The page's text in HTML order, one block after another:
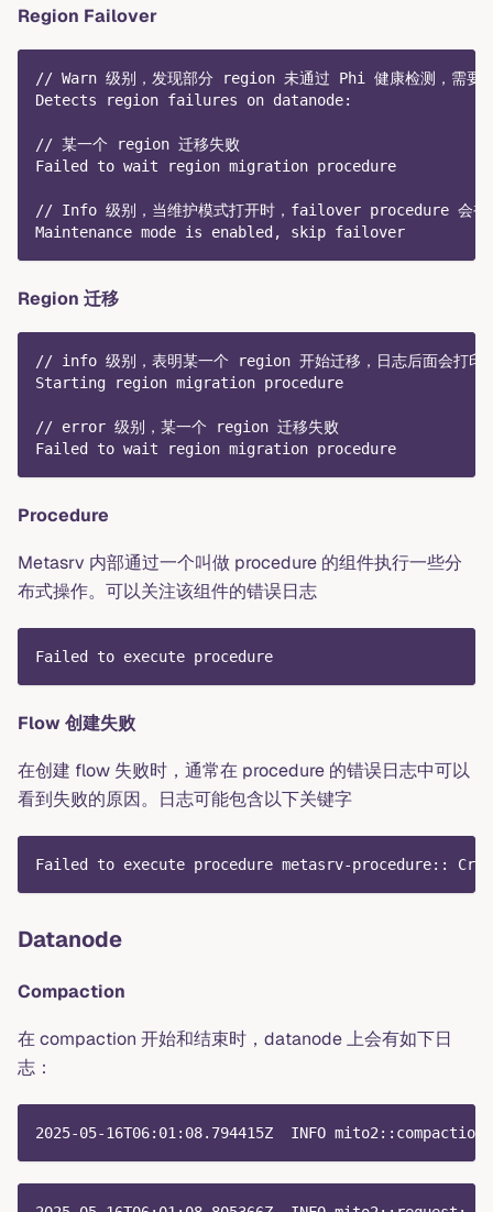
Region Failover
// Warn 级别，发现部分 region 未通过 Phi 健康检测，需
Detects region failures on datanode:
// 某一个 region 迁移失败
Failed to wait region migration procedure
// Info 级别，当维护模式打开时，failover procedure 会被
Maintenance mode is enabled, skip failover
Region 迁移
// info 级别，表明某一个 region 开始迁移，日志后面会打
Starting region migration procedure
// error 级别，某一个 region 迁移失败
Failed to wait region migration procedure
Procedure
Metasrv 内部通过一个叫做 procedure 的组件执行一些分
布式操作。可以关注该组件的错误日志
Failed to execute procedure
Flow 创建失败
在创建 flow 失败时，通常在 procedure 的错误日志中可以
看到失败的原因。日志可能包含以下关键字
Failed to execute procedure metasrv-procedure::
Datanode
Compaction
在 compaction 开始和结束时，datanode 上会有如下日
志：
2025-05-16T06:01:08.794415Z  INFO